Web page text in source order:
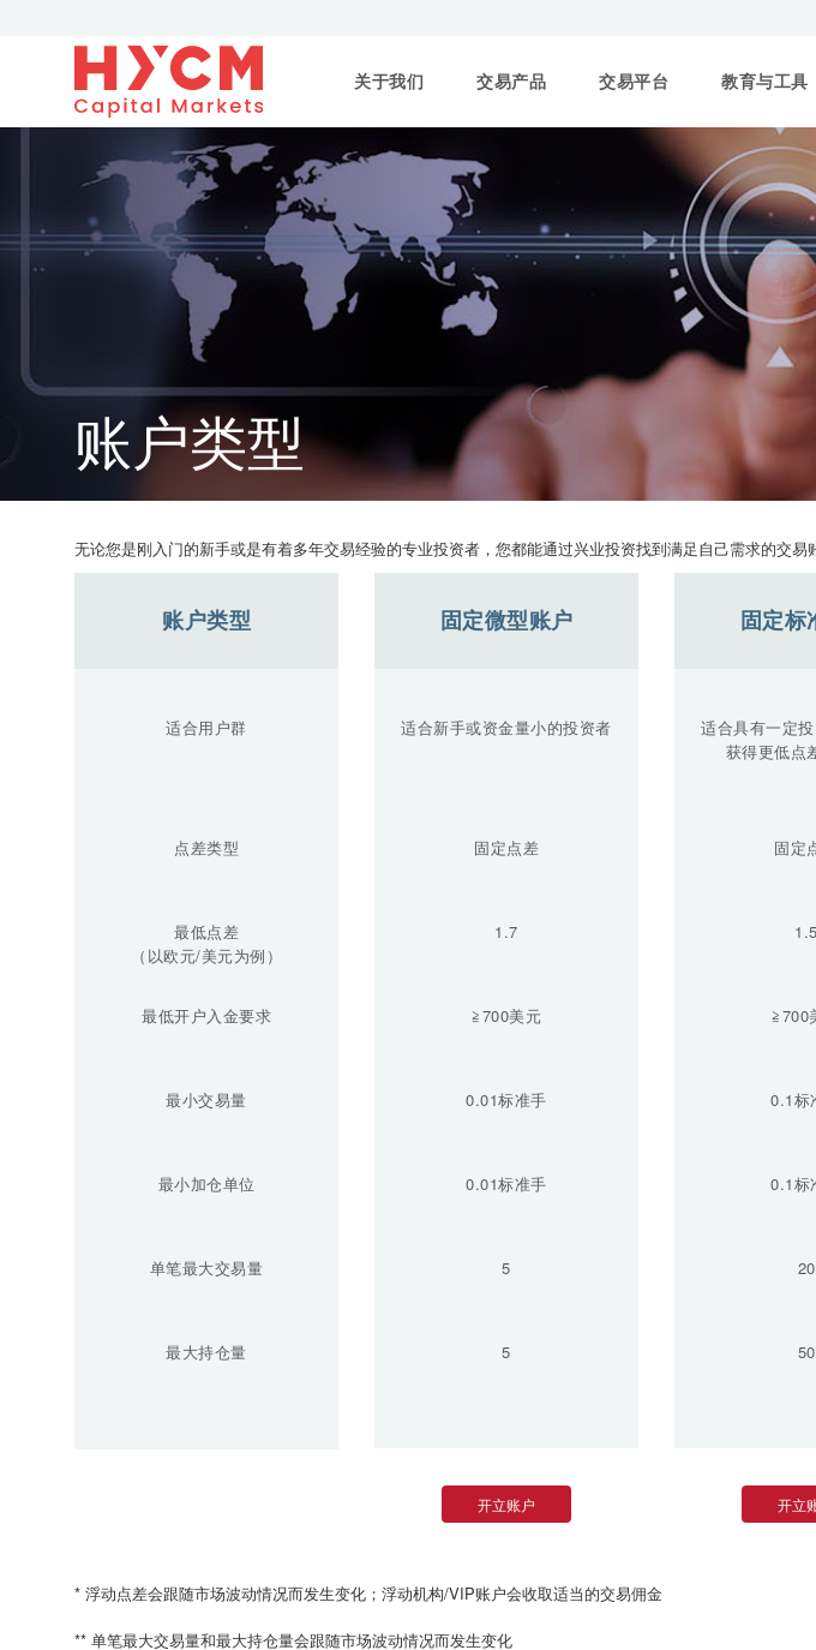
关于我们 交易产品 交易平台 教育与工具
账户类型
无论您是刚入门的新手或是有着多年交易经验的专业投资者，您都能通过兴业投资找到满足自己需求的交
账户类型
适合用户群
点差类型
最低点差
（以欧元/美元为例）
最低开户入金要求
最小交易量
最小加仓单位
单笔最大交易量
最大持仓量
固定微型账户
适合新手或资金量小的投资者
固定点差
1.7
≧700美元
0.01标准手
0.01标准手
5
5
固定标
适合具有一定
获得更低点
固定
1.5
≧700
0.1标
0.1标
20
50
开立账户 开立
* 浮动点差会跟随市场波动情况而发生变化；浮动机构/VIP账户会收取适当的交易佣金
** 单笔最大交易量和最大持仓量会跟随市场波动情况而发生变化